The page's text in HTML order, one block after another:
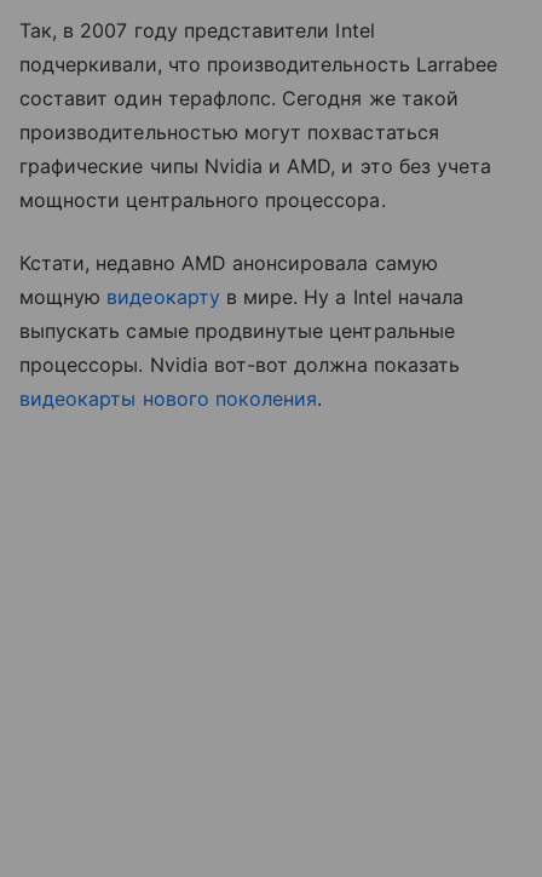
Так, в 2007 году представители Intel
подчеркивали, что производительность Larrabee
составит один терафлопс. Сегодня же такой
производительностью могут похвастаться
графические чипы Nvidia и AMD, и это без учета
мощности центрального процессора.
Кстати, недавно AMD анонсировала самую
мощную видеокарту в мире. Ну а Intel начала
выпускать самые продвинутые центральные
процессоры. Nvidia вот-вот должна показать
видеокарты нового поколения.